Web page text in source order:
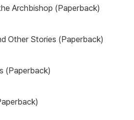
Archbishop (Paperback)
Other Stories (Paperback)
(Paperback)